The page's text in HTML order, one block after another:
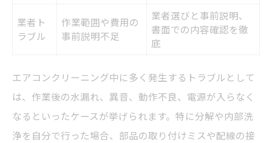
業者ト
ラブル
作業範囲や費用の
事前説明不足
業者選びと事前説明、
書面での内容確認を徹
底
エアコンクリーニング中に多く発生するトラブルとして
は、作業後の水漏れ、異音、動作不良、電源が入らなく
なるといったケースが挙げられます。特に分解や内部洗
浄を自分で行った場合、部品の取り付けミスや配線の接